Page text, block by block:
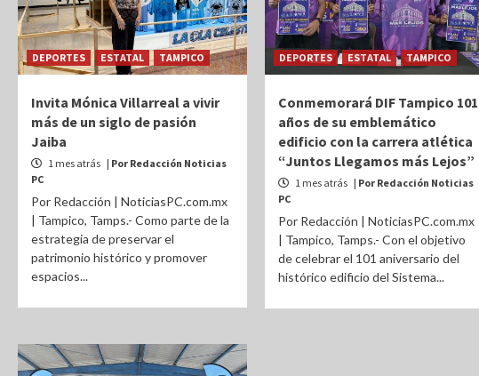
DEPORTES ESTATAL TAMPICO
Invita Mónica Villarreal a vivir
más de un siglo de pasión
Jaiba
1 mes atrás | Por Redacción Noticias
PC
Por Redacción | NoticiasPC.com.mx
| Tampico, Tamps.- Como parte de la
estrategia de preservar el
patrimonio histórico y promover
espacios...
DEPORTES ESTATAL TAMPICO
Conmemorará DIF Tampico 101
años de su emblemático
edificio con la carrera atlética
“Juntos Llegamos más Lejos”
1 mes atrás | Por Redacción Noticias
PC
Por Redacción | NoticiasPC.com.mx
| Tampico, Tamps.- Con el objetivo
de celebrar el 101 aniversario del
histórico edificio del Sistema...